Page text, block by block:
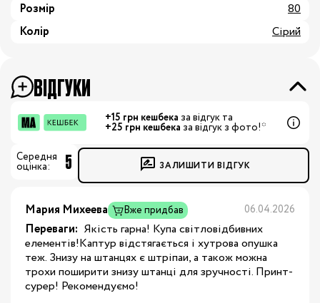
Розмір
80
Колір
Сірий
ВІДГУКИ
+15 грн кешбека за відгук та
+25 грн кешбека за відгук з фото!*
Середня
оцінка: 5 ЗАЛИШИТИ ВІДГУК
Мария Михеева Вже придбав 06.04.2026
Переваги: Якість гарна! Купа світловідбивних
елементів!Каптур відстягається і хутрова опушка
теж. Знизу на штанцях є штріпаи, а також можна
трохи поширити знизу штанці для зручності. Принт-
сурер! Рекомендуємо!